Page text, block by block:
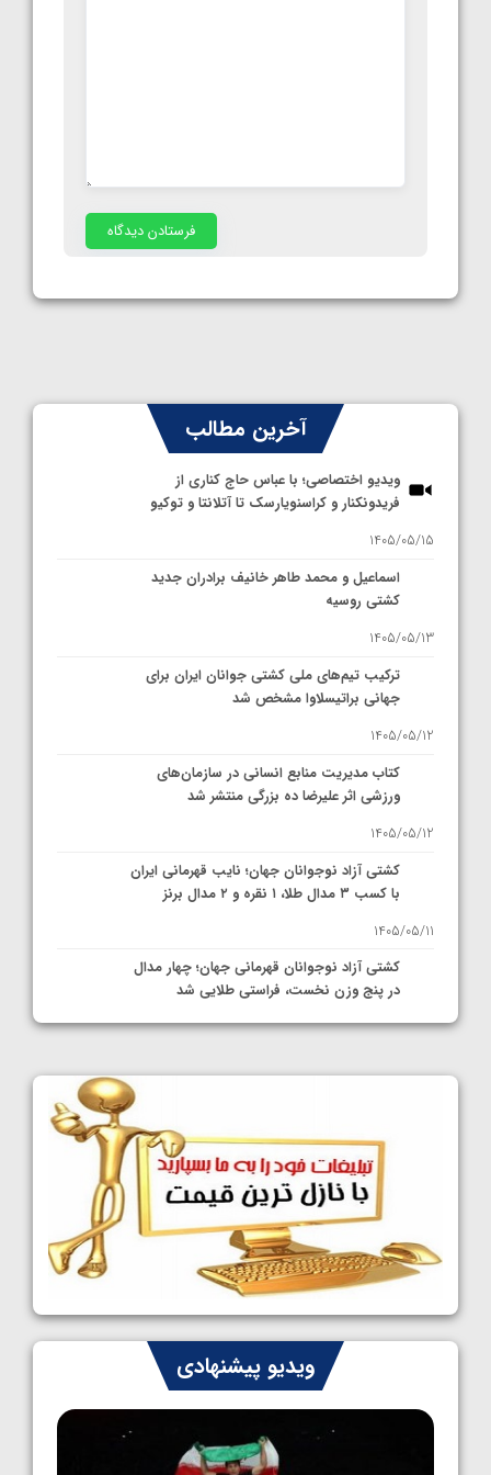
آخرین مطالب
ویدیو اختصاصی؛ با عباس حاج کناری از
فریدونکنار و کراسنویارسک تا آتلانتا و توکیو
1405/05/15
اسماعیل و محمد طاهر خانیف برادران جدید
کشتی روسیه
1405/05/13
ترکیب تیم‌های ملی کشتی جوانان ایران برای
جهانی براتیسلاوا مشخص شد
1405/05/12
کتاب مدیریت منابع انسانی در سازمان‌های
ورزشی اثر علیرضا ده بزرگی منتشر شد
1405/05/12
کشتی آزاد نوجوانان جهان؛ نایب قهرمانی ایران
با کسب ۳ مدال طلا، ۱ نقره و ۲ مدال برنز
1405/05/11
کشتی آزاد نوجوانان قهرمانی جهان؛ چهار مدال
در پنج وزن نخست، فراستی طلایی شد
1405/05/11
کشتی آزاد نوجوانان جهان؛ رقبای نمایندگان
ایران مشخص شدند
1405/05/08
کشتی فرنگی نوجوانان جهان؛ سکوی تیمی
سوم برای ایران
1405/05/07
ایران چشم به راه چهار مدال در پنج وزن دوم
کشتی فرنگی نوجوانان جهان
1405/05/06
ویدیو پیشنهادی